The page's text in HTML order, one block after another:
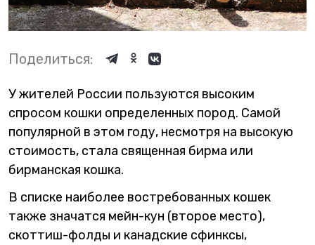
Поделиться:
У жителей России пользуются высоким
спросом кошки определенных пород. Самой
популярной в этом году, несмотря на высокую
стоимость, стала священная бирма или
бирманская кошка.
В списке наиболее востребованных кошек
также значатся мейн-кун (второе место),
скоттиш-фолды и канадские сфинксы,